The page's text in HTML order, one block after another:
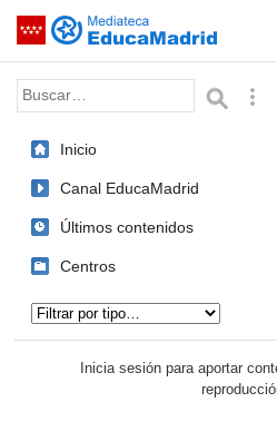
Saltar navegación
Palabra o frase:
Inicio
Canal EducaMadrid
Últimos contenidos
Centros
Inicia sesión para aportar